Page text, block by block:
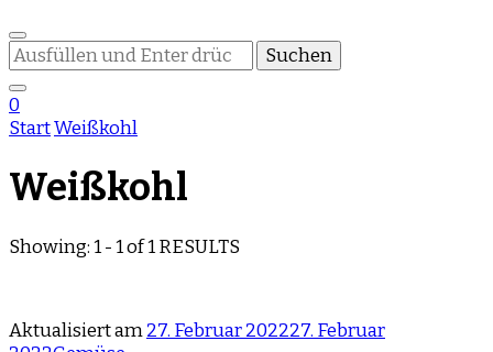
Suchst
du
nach
etwas?
0
StartWeißkohl
Weißkohl
Showing: 1 - 1 of 1 RESULTS
Aktualisiert am27. Februar 202227. Februar